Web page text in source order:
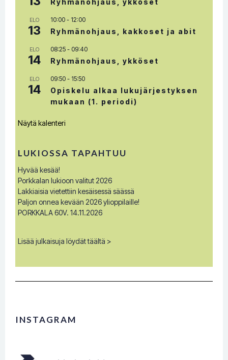
Ryhmänohjaus, ykköset
ELO
13
10:00 - 12:00
Ryhmänohjaus, kakkoset ja abit
ELO
14
08:25 - 09:40
Ryhmänohjaus, ykköset
ELO
14
09:50 - 15:50
Opiskelu alkaa lukujärjestyksen
mukaan (1. periodi)
Näytä kalenteri
LUKIOSSA TAPAHTUU
Hyvää kesää!
Porkkalan lukioon valitut 2026
Lakkiaisia vietettiin kesäisessä säässä
Paljon onnea kevään 2026 ylioppilaille!
PORKKALA 60V. 14.11.2026
Lisää julkaisuja löydät täältä >
INSTAGRAM